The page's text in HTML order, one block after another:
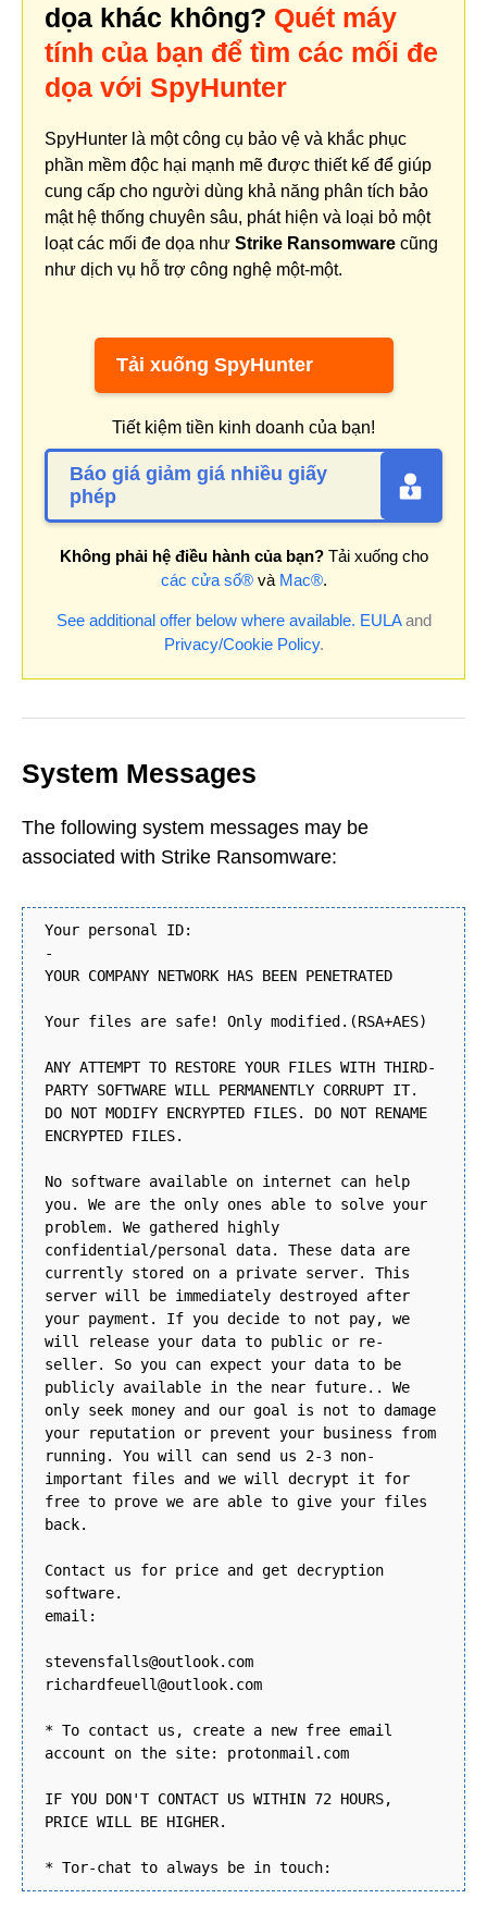
dọa khác không? Quét máy
tính của bạn để tìm các mối đe
dọa với SpyHunter
SpyHunter là một công cụ bảo vệ và khắc phục
phần mềm độc hại mạnh mẽ được thiết kế để giúp
cung cấp cho người dùng khả năng phân tích bảo
mật hệ thống chuyên sâu, phát hiện và loại bỏ một
loạt các mối đe dọa như Strike Ransomware cũng
như dịch vụ hỗ trợ công nghệ một-một.
Tải xuống SpyHunter
Tiết kiệm tiền kinh doanh của bạn!
Báo giá giảm giá nhiều giấy
phép
Không phải hệ điều hành của bạn?Tải xuống cho
các cửa sổ®và Mac®.
See additional offer below where available. EULAand
Privacy/Cookie Policy.
System Messages
The following system messages may be
associated with Strike Ransomware:
Your personal ID:
-
YOUR COMPANY NETWORK HAS BEEN PENETRATED
Your files are safe! Only modified.(RSA+AES)
ANY ATTEMPT TO RESTORE YOUR FILES WITH THIRD-
PARTY SOFTWARE WILL PERMANENTLY CORRUPT IT.
DO NOT MODIFY ENCRYPTED FILES. DO NOT RENAME
ENCRYPTED FILES.
No software available on internet can help
you. We are the only ones able to solve your
problem. We gathered highly
confidential/personal data. These data are
currently stored on a private server. This
server will be immediately destroyed after
your payment. If you decide to not pay, we
will release your data to public or re-
seller. So you can expect your data to be
publicly available in the near future.. We
only seek money and our goal is not to damage
your reputation or prevent your business from
running. You will can send us 2-3 non-
important files and we will decrypt it for
free to prove we are able to give your files
back.
Contact us for price and get decryption
software.
email:
stevensfalls@outlook.com
richardfeuell@outlook.com
* To contact us, create a new free email
account on the site: protonmail.com
IF YOU DON'T CONTACT US WITHIN 72 HOURS,
PRICE WILL BE HIGHER.
* Tor-chat to always be in touch: